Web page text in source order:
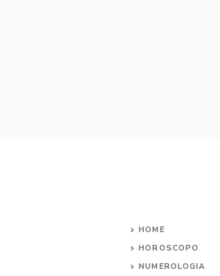
HOME
HOROSCOPO
NUMEROLOGIA